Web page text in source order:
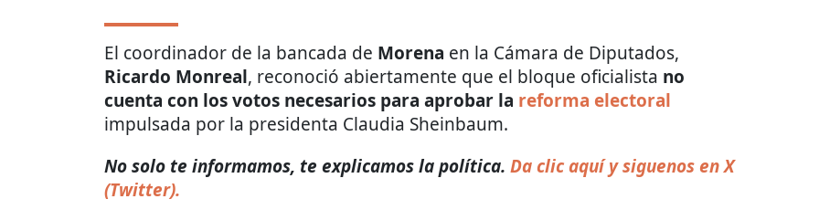
El coordinador de la bancada de Morena en la Cámara de Diputados,
Ricardo Monreal, reconoció abiertamente que el bloque oficialista no
cuenta con los votos necesarios para aprobar la reforma electoral
impulsada por la presidenta Claudia Sheinbaum.
No solo te informamos, te explicamos la política. Da clic aquí y siguenos en X
(Twitter).